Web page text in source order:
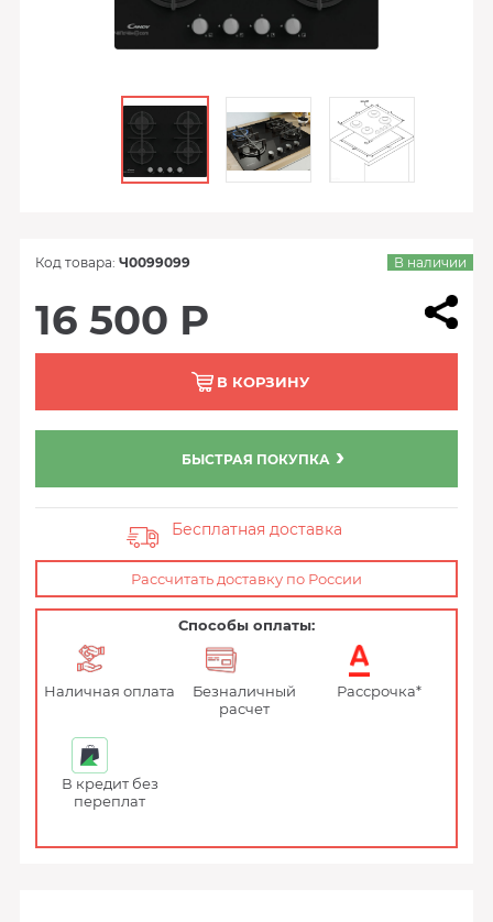
Код товара: Ч0099099 В наличии
16 500 Р
В КОРЗИНУ
БЫСТРАЯ ПОКУПКА
Бесплатная доставка
Рассчитать доставку по России
Способы оплаты:
Наличная оплата
Безналичный
расчет
Рассрочка*
В кредит без
переплат